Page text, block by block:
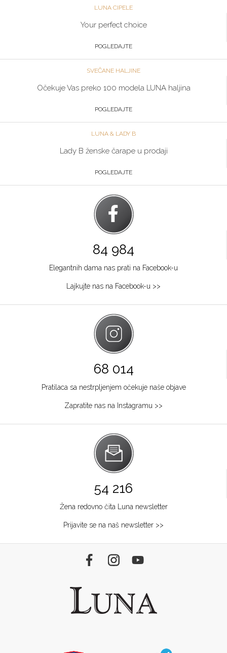
LUNA CIPELE
Your perfect choice
POGLEDAJTE
SVEČANE HALJINE
Očekuje Vas preko 100 modela LUNA haljina
POGLEDAJTE
LUNA & LADY B
Lady B ženske čarape u prodaji
POGLEDAJTE
84 984
Elegantnih dama nas prati na Facebook-u
Lajkujte nas na Facebook-u >>
68 014
Pratilaca sa nestrpljenjem očekuje naše objave
Zapratite nas na Instagramu >>
54 216
Žena redovno čita Luna newsletter
Prijavite se na naš newsletter >>